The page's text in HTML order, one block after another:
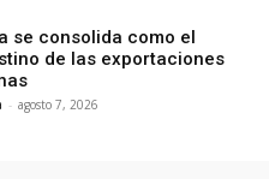
se consolida como el
de las exportaciones
- agosto 7, 2026